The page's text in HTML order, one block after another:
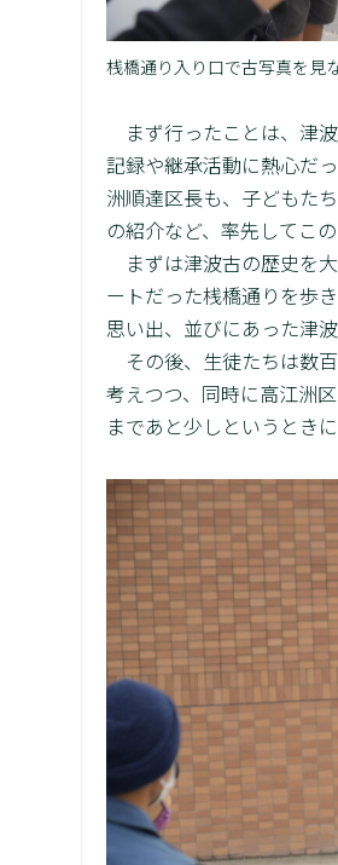
桟橋通り入り口で古写真を見
まず行ったことは、津
記録や継承活動に熱心だ
洲順達区長も、子どもた
の紹介など、率先してこ
まずは津波古の歴史を
ートだった桟橋通りを歩
思い出、並びにあった津
その後、生徒たちは数
考えつつ、同時に高江洲
まであと少しというとき